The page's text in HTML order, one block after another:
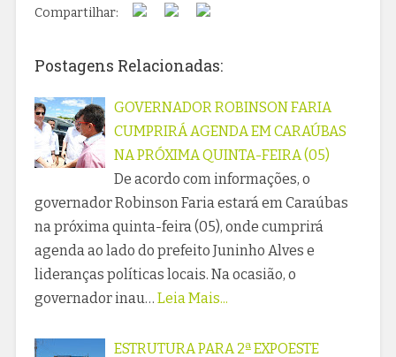
Compartilhar:
Postagens Relacionadas:
GOVERNADOR ROBINSON FARIA
CUMPRIRÁ AGENDA EM CARAÚBAS
NA PRÓXIMA QUINTA-FEIRA (05)
De acordo com informações, o
governador Robinson Faria estará em Caraúbas
na próxima quinta-feira (05), onde cumprirá
agenda ao lado do prefeito Juninho Alves e
lideranças políticas locais. Na ocasião, o
governador inau… Leia Mais...
ESTRUTURA PARA 2ª EXPOESTE